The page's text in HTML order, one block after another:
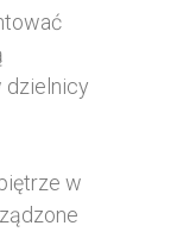
dzielnicy
w